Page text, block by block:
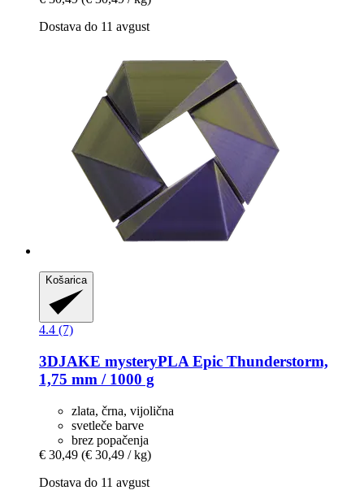
Dostava do 11 avgust
Košarica
4.4 (7)
3DJAKE mysteryPLA Epic Thunderstorm,
1,75 mm / 1000 g
zlata, črna, vijolična
svetleče barve
brez popačenja
€ 30,49 (€ 30,49 / kg)
Dostava do 11 avgust